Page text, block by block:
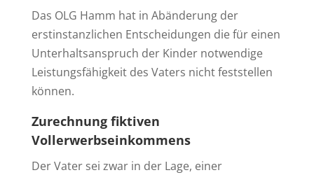
Das OLG Hamm hat in Abänderung der
erstinstanzlichen Entscheidungen die für einen
Unterhaltsanspruch der Kinder notwendige
Leistungsfähigkeit des Vaters nicht feststellen
können.
Zurechnung fiktiven
Vollerwerbseinkommens
Der Vater sei zwar in der Lage, einer